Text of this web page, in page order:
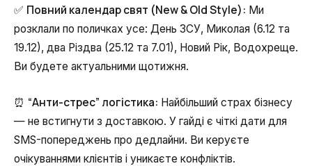
✅ Повний календар свят (New & Old Style): Ми
розклали по поличках усе: День ЗСУ, Миколая (6.12 та
19.12), два Різдва (25.12 та 7.01), Новий Рік, Водохреще.
Ви будете актуальними щотижня.
⏰ “Анти-стрес” логістика: Найбільший страх бізнесу
— не встигнути з доставкою. У гайді є чіткі дати для
SMS-попереджень про дедлайни. Ви керуєте
очікуваннями клієнтів і уникаєте конфліктів.